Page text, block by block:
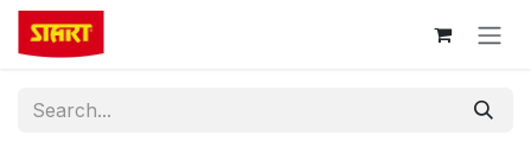
Skip to Content